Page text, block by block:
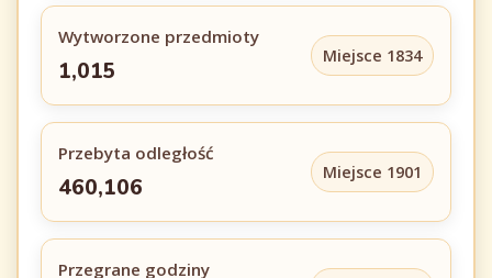
Wytworzone przedmioty
1,015
Miejsce 1834
Przebyta odległość
460,106
Miejsce 1901
Przegrane godziny